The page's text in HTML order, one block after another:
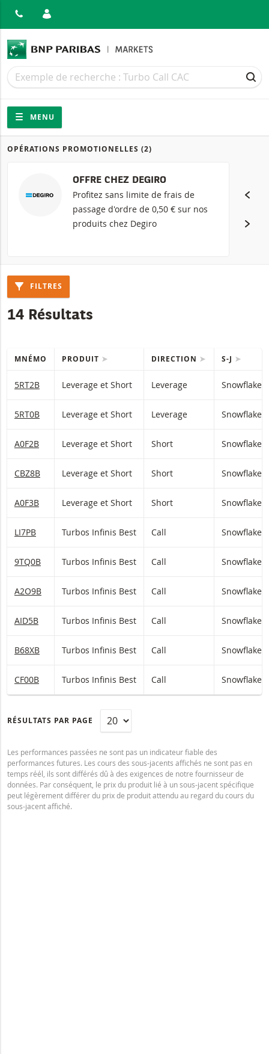
Recherche
Recherche
Navigation
Navigation sur le site
MENU
Produits
OPÉRATIONS PROMOTIONELLES (2)
OFFRE CHEZ DEGIRO
Profitez sans limite de frais de
passage d'ordre de 0,50 € sur nos
produits chez Degiro
FILTRES
14 Résultats
MNÉMO PRODUIT DIRECTION S-J
5RT2B Leverage et Short Leverage Snowflake
5RT0B Leverage et Short Leverage Snowflake
A0F2B Leverage et Short Short Snowflake
CBZ8B Leverage et Short Short Snowflake
A0F3B Leverage et Short Short Snowflake
LI7PB Turbos Infinis Best Call Snowflake
9TQ0B Turbos Infinis Best Call Snowflake
A2O9B Turbos Infinis Best Call Snowflake
AID5B Turbos Infinis Best Call Snowflake
B68XB Turbos Infinis Best Call Snowflake
CF00B Turbos Infinis Best Call Snowflake
RÉSULTATS PAR PAGE
Les performances passées ne sont pas un indicateur fiable des
performances futures. Les cours des sous-jacents affichés ne sont pas en
temps réél, ils sont différés dû à des exigences de notre fournisseur de
données. Par conséquent, le prix du produit lié à un sous-jacent spécifique
peut légèrement différer du prix de produit attendu au regard du cours du
sous-jacent affiché.